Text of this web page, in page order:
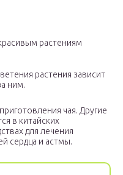
растениям
растения зависит
ним.
чая. Другие
в китайских
для лечения
сердца и астмы.